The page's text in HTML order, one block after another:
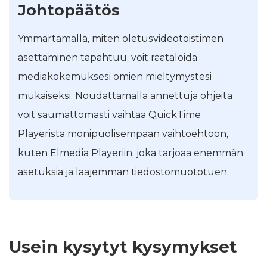
Johtopäätös
Ymmärtämällä, miten oletusvideotoistimen
asettaminen tapahtuu, voit räätälöidä
mediakokemuksesi omien mieltymystesi
mukaiseksi. Noudattamalla annettuja ohjeita
voit saumattomasti vaihtaa QuickTime
Playerista monipuolisempaan vaihtoehtoon,
kuten Elmedia Playeriin, joka tarjoaa enemmän
asetuksia ja laajemman tiedostomuototuen.
Usein kysytyt kysymykset